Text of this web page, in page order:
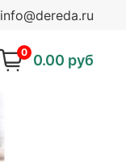
info@dereda.ru
0 0.00 руб